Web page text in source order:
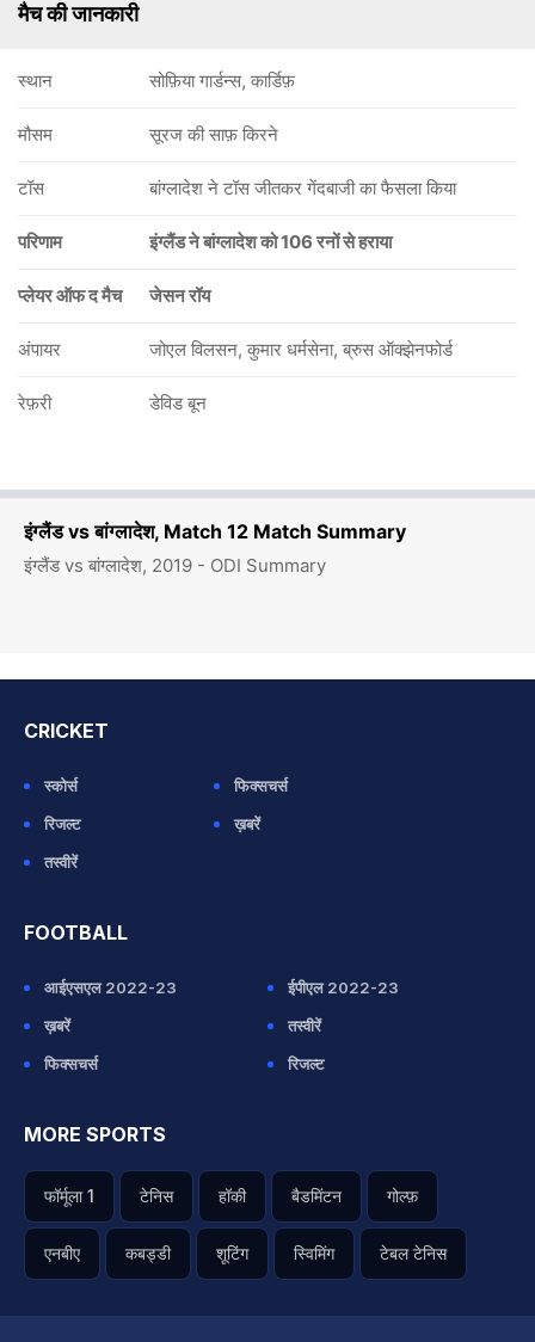
इंग्लैंड vs बांग्लादेश, Match 12 Match Summary
इंग्लैंड vs बांग्लादेश, 2019 - ODI Summary
मैच की जानकारी
स्थान सोफ़िया गार्डन्स, कार्डिफ़
मौसम सूरज की साफ़ किरने
टॉस बांग्लादेश ने टॉस जीतकर गेंदबाजी का फैसला किया
परिणाम इंग्लैंड ने बांग्लादेश को 106 रनों से हराया
प्लेयर ऑफ द मैच जेसन रॉय
अंपायर जोएल विलसन, कुमार धर्मसेना, ब्रुस ऑक्झेनफोर्ड
रेफ़री डेविड बून
CRICKET
स्कोर्स
फिक्सचर्स
रिजल्ट
ख़बरें
तस्वीरें
FOOTBALL
आईएसएल 2022-23
ईपीएल 2022-23
ख़बरें
तस्वीरें
फिक्सचर्स
रिजल्ट
MORE SPORTS
फॉर्मूला 1 टेनिस हॉकी बैडमिंटन गोल्फ़
एनबीए कबड्डी शूटिंग स्विमिंग टेबल टेनिस